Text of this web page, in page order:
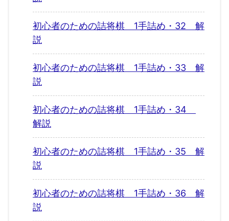
初心者のための詰将棋 1手詰め・32 解
説
初心者のための詰将棋 1手詰め・33 解
説
初心者のための詰将棋 1手詰め・34
解説
初心者のための詰将棋 1手詰め・35 解
説
初心者のための詰将棋 1手詰め・36 解
説